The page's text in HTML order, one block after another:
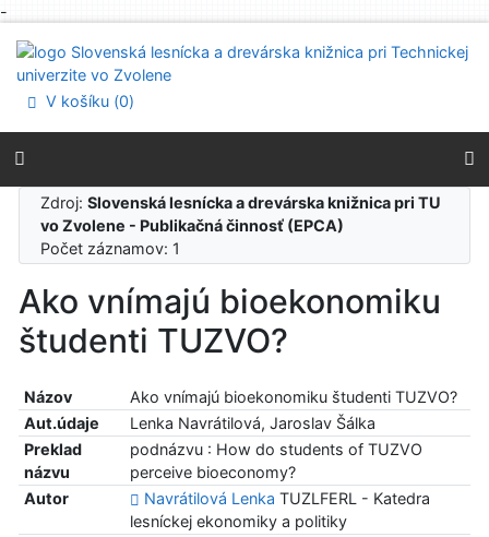
-
Prejsť na menu
Prehlásenie o webovej prístupnosti
V košíku (0)
Zdroj:Slovenská lesnícka a drevárska knižnica pri TU
vo Zvolene - Publikačná činnosť (EPCA)
Počet záznamov: 1
Ako vnímajú bioekonomiku
študenti TUZVO?
Názov
Ako vnímajú bioekonomiku študenti TUZVO?
Aut.údaje
Lenka Navrátilová, Jaroslav Šálka
Preklad
názvu
podnázvu : How do students of TUZVO
perceive bioeconomy?
Autor
Navrátilová Lenka TUZLFERL - Katedra
lesníckej ekonomiky a politiky